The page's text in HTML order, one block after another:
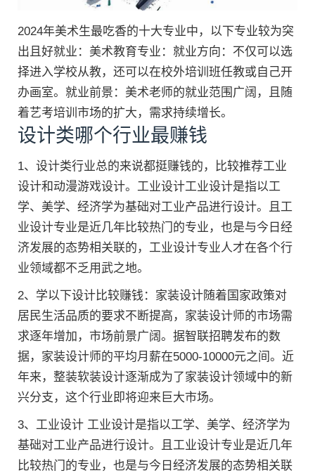
2024年美术生最吃香的十大专业中，以下专业较为突
出且好就业：美术教育专业：就业方向：不仅可以选
择进入学校从教，还可以在校外培训班任教或自己开
办画室。就业前景：美术老师的就业范围广阔，且随
着艺考培训市场的扩大，需求持续增长。
设计类哪个行业最赚钱
1、设计类行业总的来说都挺赚钱的，比较推荐工业
设计和动漫游戏设计。工业设计工业设计是指以工
学、美学、经济学为基础对工业产品进行设计。且工
业设计专业是近几年比较热门的专业，也是与今日经
济发展的态势相关联的，工业设计专业人才在各个行
业领域都不乏用武之地。
2、学以下设计比较赚钱：家装设计随着国家政策对
居民生活品质的要求不断提高，家装设计师的市场需
求逐年增加，市场前景广阔。据智联招聘发布的数
据，家装设计师的平均月薪在5000-10000元之间。近
年来，整装软装设计逐渐成为了家装设计领域中的新
兴分支，这个行业即将迎来巨大市场。
3、工业设计 工业设计是指以工学、美学、经济学为
基础对工业产品进行设计。且工业设计专业是近几年
比较热门的专业，也是与今日经济发展的态势相关联